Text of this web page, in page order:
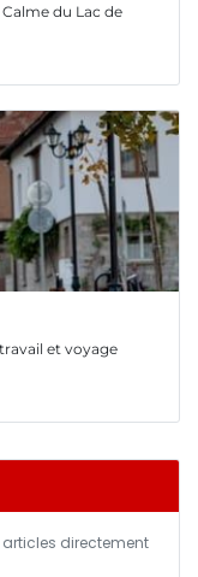
du Lac de
et voyage
directement